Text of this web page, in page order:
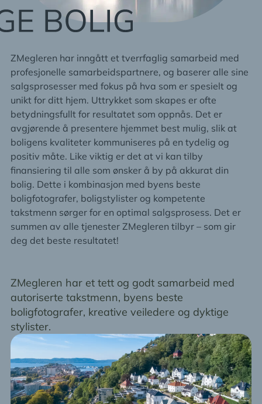
ZMegleren har inngått et tverrfaglig samarbeid med
profesjonelle samarbeidspartnere, og baserer alle sine
salgsprosesser med fokus på hva som er spesielt og
unikt for ditt hjem. Uttrykket som skapes er ofte
betydningsfullt for resultatet som oppnås. Det er
avgjørende å presentere hjemmet best mulig, slik at
boligens kvaliteter kommuniseres på en tydelig og
positiv måte. Like viktig er det at vi kan tilby
finansiering til alle som ønsker å by på akkurat din
bolig. Dette i kombinasjon med byens beste
boligfotografer, boligstylister og kompetente
takstmenn sørger for en optimal salgsprosess. Det er
summen av alle tjenester ZMegleren tilbyr – som gir
deg det beste resultatet!
ZMegleren har et tett og godt samarbeid med
autoriserte takstmenn, byens beste
boligfotografer, kreative veiledere og dyktige
stylister.